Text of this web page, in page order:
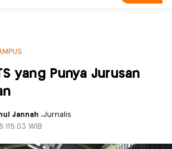
yang Punya Jurusan
Jannah,Jurnalis
|15:03 WIB